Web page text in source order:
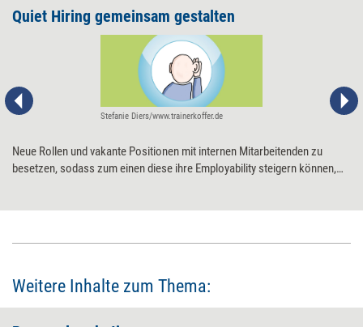
Quiet Hiring gemeinsam gestalten
Stefanie Diers/www.trainerkoffer.de
Neue Rollen und vakante Positionen mit internen Mitarbeitenden zu
besetzen, sodass zum einen diese ihre Employability steigern können,
Weitere Inhalte zum Thema: